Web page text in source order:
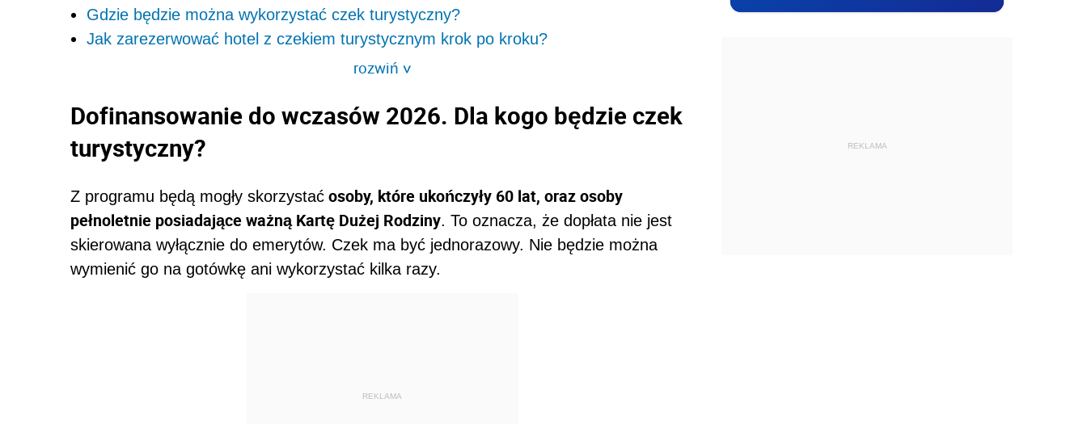
Gdzie będzie można wykorzystać czek turystyczny?
Jak zarezerwować hotel z czekiem turystycznym krok po kroku?
rozwiń>
Dofinansowanie do wczasów 2026. Dla kogo będzie czek
turystyczny?
Z programu będą mogły skorzystać osoby, które ukończyły 60 lat, oraz osoby
pełnoletnie posiadające ważną Kartę Dużej Rodziny. To oznacza, że dopłata nie jest
skierowana wyłącznie do emerytów. Czek ma być jednorazowy. Nie będzie można
wymienić go na gotówkę ani wykorzystać kilka razy.
REKLAMA
REKLAMA